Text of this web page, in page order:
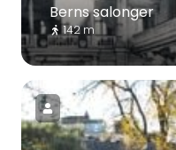
Berns salonger
142 m